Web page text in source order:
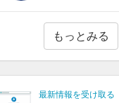
もっとみる
最新情報を受け取る